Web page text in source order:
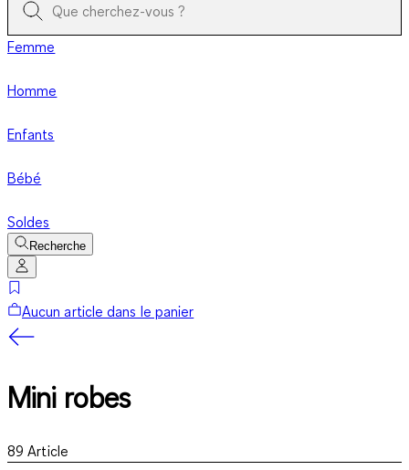
Femme
Homme
Enfants
Bébé
Soldes
Recherche
Aucun article dans le panier
Mini robes
89 Article